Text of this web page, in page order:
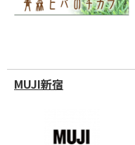
MUJI新宿